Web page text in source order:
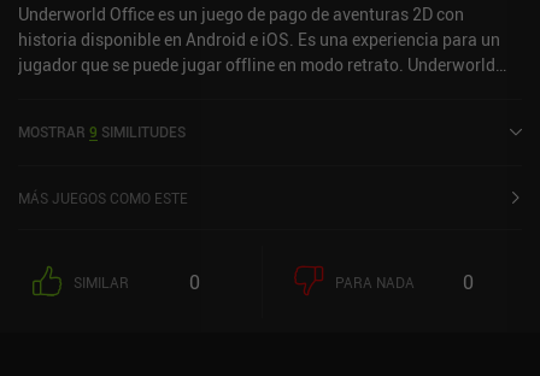
Underworld Office es un juego de pago de aventuras 2D con
historia disponible en Android e iOS. Es una experiencia para un
jugador que se puede jugar offline en modo retrato. Underworld
de iOS.
MOSTRAR 9 SIMILITUDES
MÁS JUEGOS COMO ESTE
SIMILAR 0 PARA NADA 0